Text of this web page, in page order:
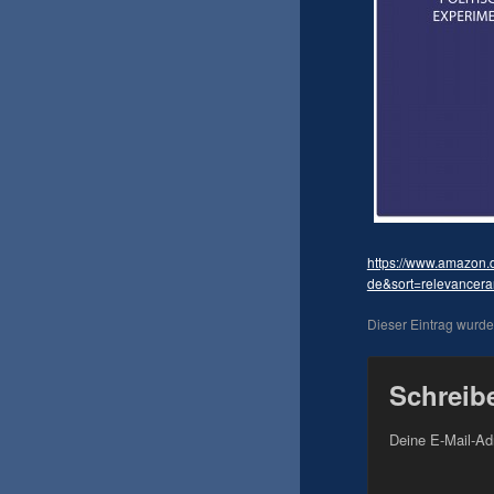
https://
Dieser Eintrag
Deine E-Mail-